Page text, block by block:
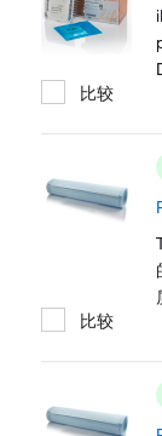
比较
比较